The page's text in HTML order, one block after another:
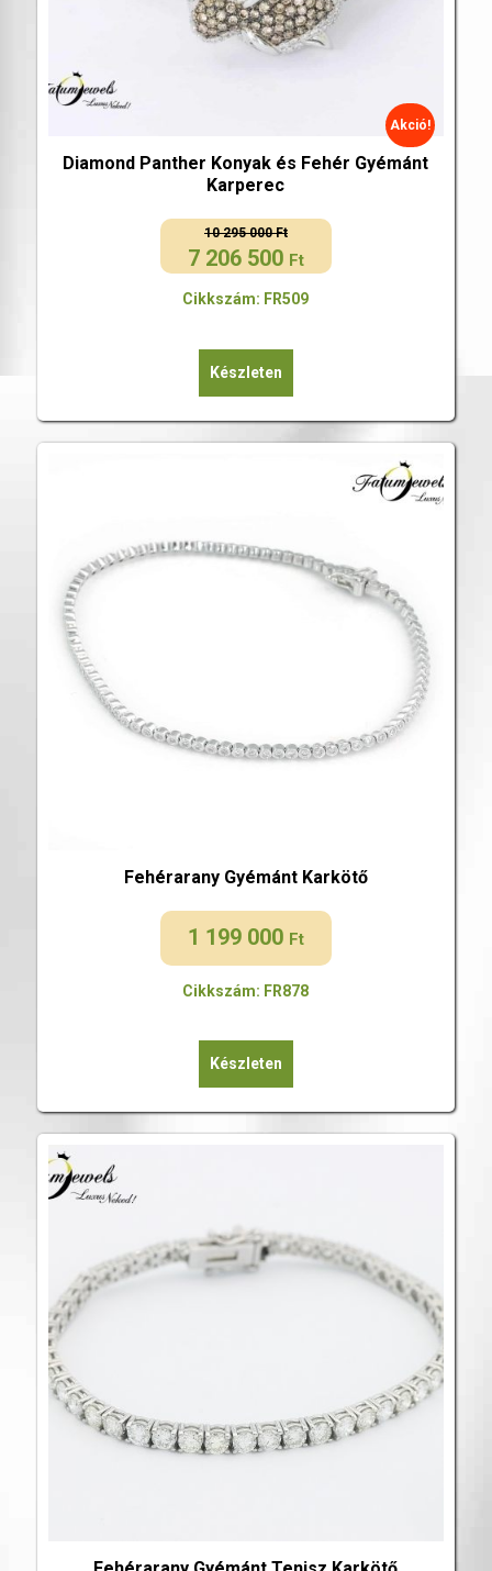
Diamond Panther Konyak és Fehér Gyémánt
Karperec
10 295 000Ft
Original
was:
295
7 206 500 Ft
Current
is:
206
Akció!
Cikkszám: FR509
Készleten
Fehérarany Gyémánt Karkötő
1 199 000 Ft
Cikkszám: FR878
Készleten